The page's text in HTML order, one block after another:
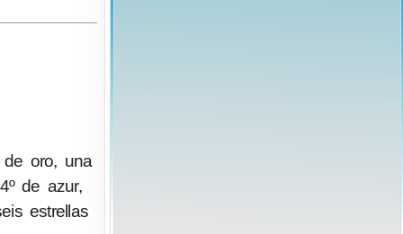
oro, una
de azur,
estrellas